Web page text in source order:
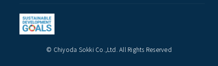
© Chiyoda Sokki Co.,Ltd. All Rights Reserved